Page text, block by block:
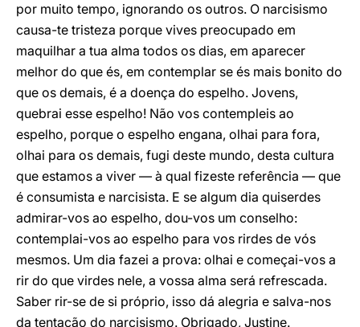
por muito tempo, ignorando os outros. O narcisismo
causa-te tristeza porque vives preocupado em
maquilhar a tua alma todos os dias, em aparecer
melhor do que és, em contemplar se és mais bonito do
que os demais, é a doença do espelho. Jovens,
quebrai esse espelho! Não vos contempleis ao
espelho, porque o espelho engana, olhai para fora,
olhai para os demais, fugi deste mundo, desta cultura
que estamos a viver — à qual fizeste referência — que
é consumista e narcisista. E se algum dia quiserdes
admirar-vos ao espelho, dou-vos um conselho:
contemplai-vos ao espelho para vos rirdes de vós
mesmos. Um dia fazei a prova: olhai e começai-vos a
rir do que virdes nele, a vossa alma será refrescada.
Saber rir-se de si próprio, isso dá alegria e salva-nos
da tentação do narcisismo. Obrigado, Justine.